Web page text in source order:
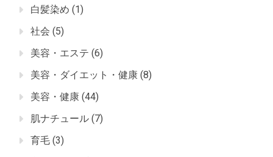
白髪染め (1)
社会 (5)
美容・エステ (6)
美容・ダイエット・健康 (8)
美容・健康 (44)
肌ナチュール (7)
育毛 (3)